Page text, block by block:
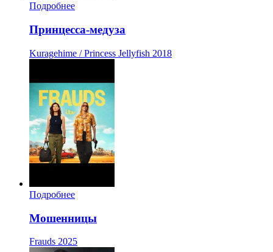
Подробнее
Принцесса-медуза
Kuragehime / Princess Jellyfish 2018
Подробнее
Мошенницы
Frauds 2025